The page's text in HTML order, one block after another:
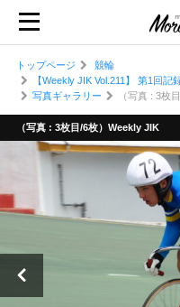
トップページ
競輪
【Weekly JIK Vol.211】 第1回
写真ギャラリー
（写真 : 3枚
（写真 : 3枚目/6枚）Weekly JIK